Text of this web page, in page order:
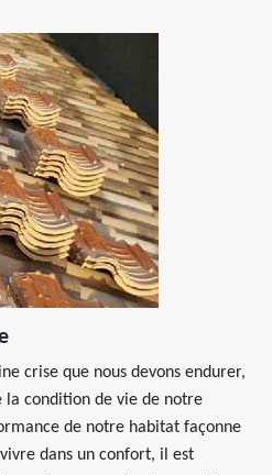
crise que nous devons endurer,
la condition de vie de notre
de notre habitat façonne
dans un confort, il est